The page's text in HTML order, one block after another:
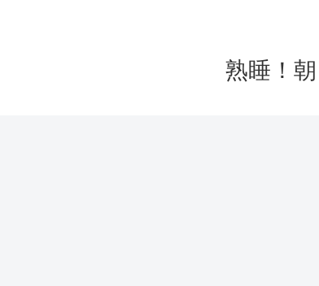
熟睡！